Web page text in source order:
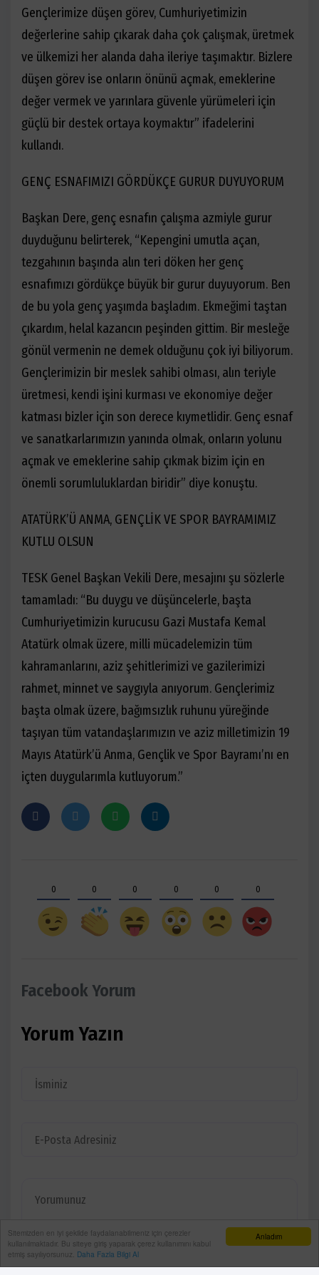
Anladım
Sitemizden en iyi şekilde faydalanabilmeniz için çerezler
kullanılmaktadır. Bu siteye giriş yaparak çerez kullanımını kabul
etmiş sayılıyorsunuz. Daha Fazla Bilgi Al
Gençlerimize düşen görev, Cumhuriyetimizin
değerlerine sahip çıkarak daha çok çalışmak, üretmek
ve ülkemizi her alanda daha ileriye taşımaktır. Bizlere
düşen görev ise onların önünü açmak, emeklerine
değer vermek ve yarınlara güvenle yürümeleri için
güçlü bir destek ortaya koymaktır” ifadelerini
kullandı.
GENÇ ESNAFIMIZI GÖRDÜKÇE GURUR DUYUYORUM
Başkan Dere, genç esnafın çalışma azmiyle gurur
duyduğunu belirterek, “Kepengini umutla açan,
tezgahının başında alın teri döken her genç
esnafımızı gördükçe büyük bir gurur duyuyorum. Ben
de bu yola genç yaşımda başladım. Ekmeğimi taştan
çıkardım, helal kazancın peşinden gittim. Bir mesleğe
gönül vermenin ne demek olduğunu çok iyi biliyorum.
Gençlerimizin bir meslek sahibi olması, alın teriyle
üretmesi, kendi işini kurması ve ekonomiye değer
katması bizler için son derece kıymetlidir. Genç esnaf
ve sanatkarlarımızın yanında olmak, onların yolunu
açmak ve emeklerine sahip çıkmak bizim için en
önemli sorumluluklardan biridir” diye konuştu.
ATATÜRK’Ü ANMA, GENÇLİK VE SPOR BAYRAMIMIZ
KUTLU OLSUN
TESK Genel Başkan Vekili Dere, mesajını şu sözlerle
tamamladı: “Bu duygu ve düşüncelerle, başta
Cumhuriyetimizin kurucusu Gazi Mustafa Kemal
Atatürk olmak üzere, milli mücadelemizin tüm
kahramanlarını, aziz şehitlerimizi ve gazilerimizi
rahmet, minnet ve saygıyla anıyorum. Gençlerimiz
başta olmak üzere, bağımsızlık ruhunu yüreğinde
taşıyan tüm vatandaşlarımızın ve aziz milletimizin 19
Mayıs Atatürk’ü Anma, Gençlik ve Spor Bayramı’nı en
içten duygularımla kutluyorum.”
0 0 0 0 0 0
Facebook Yorum
Yorum Yazın